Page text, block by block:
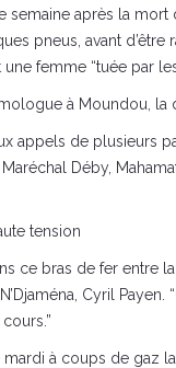
semaine après la
pneus, avant
une femme “tuée par
à Moundou, la
appels de plusieurs
Déby,
tension
ce bras de fer entre
Cyril
mardi à coups de gaz